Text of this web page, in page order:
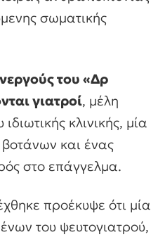
σωματικής
του «Δρ
γιατροί, μέλη
κλινικής, μία
και ένας
στο επάγγελμα.
προέκυψε ότι μία
του ψευτογιατρού,